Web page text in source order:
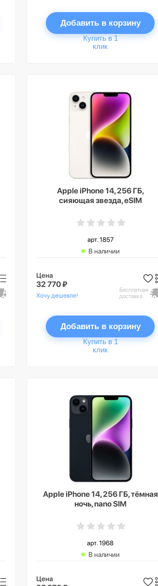
Добавить в корзину
Купить в 1
клик
Apple iPhone 14, 256 ГБ,
сияющая звезда, eSIM
арт. 1857
В наличии
Цена
32 770 ₽
Хочу дешевле!
Бесплатная
доставка
Добавить в корзину
Купить в 1
клик
Apple iPhone 14, 256 ГБ, тёмная
ночь, nano SIM
арт. 1968
В наличии
Цена